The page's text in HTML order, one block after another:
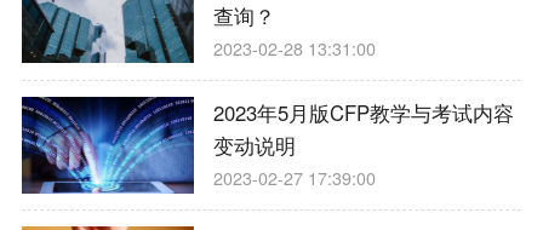
查询？
2023-02-28 13:31:00
2023年5月版CFP教学与考试内容
变动说明
2023-02-27 17:39:00